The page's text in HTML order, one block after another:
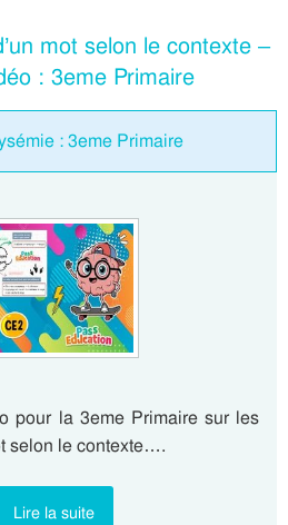
mot selon le contexte –
: 3eme Primaire
: 3eme Primaire
pour la 3eme Primaire sur les
selon le contexte….
Lire la suite